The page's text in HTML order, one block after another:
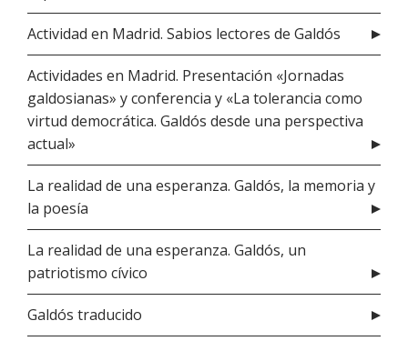
Actividad en Madrid. Sabios lectores de Galdós
Actividades en Madrid. Presentación «Jornadas
galdosianas» y conferencia y «La tolerancia como
virtud democrática. Galdós desde una perspectiva
actual»
La realidad de una esperanza. Galdós, la memoria y
la poesía
La realidad de una esperanza. Galdós, un
patriotismo cívico
Galdós traducido